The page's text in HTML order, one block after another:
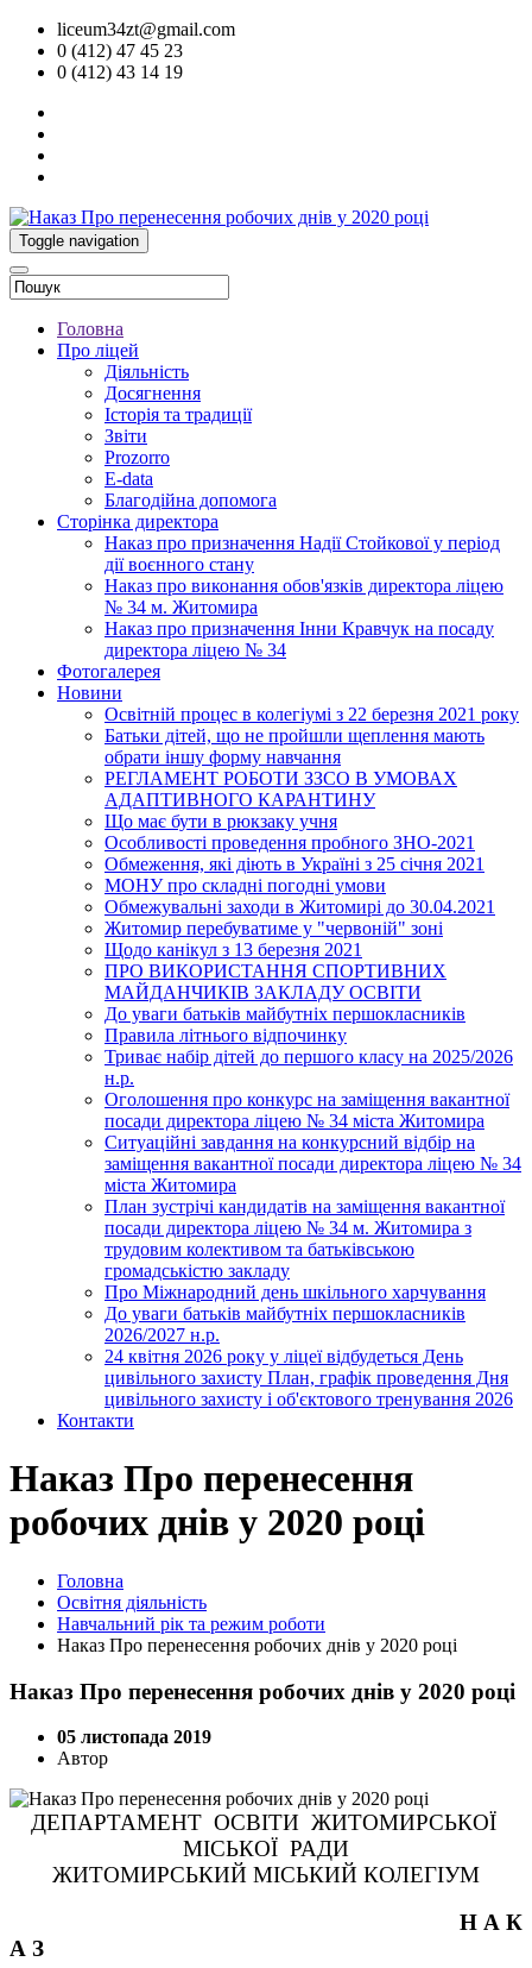
liceum34zt@gmail.com
0 (412) 47 45 23
0 (412) 43 14 19
Toggle navigation
Головна
Про ліцей
Діяльність
Досягнення
Історія та традиції
Звіти
Prozorro
E-data
Благодійна допомога
Сторінка директора
Наказ про призначення Надії Стойкової у період
дії воєнного стану
Наказ про виконання обов'язків директора ліцею
№ 34 м. Житомира
Наказ про призначення Інни Кравчук на посаду
директора ліцею № 34
Фотогалерея
Новини
Освітній процес в колегіумі з 22 березня 2021 року
Батьки дітей, що не пройшли щеплення мають
обрати іншу форму навчання
РЕГЛАМЕНТ РОБОТИ ЗЗСО В УМОВАХ
АДАПТИВНОГО КАРАНТИНУ
Що має бути в рюкзаку учня
Особливості проведення пробного ЗНО-2021
Обмеження, які діють в Україні з 25 січня 2021
МОНУ про складні погодні умови
Обмежувальні заходи в Житомирі до 30.04.2021
Житомир перебуватиме у "червоній" зоні
Щодо канікул з 13 березня 2021
ПРО ВИКОРИСТАННЯ СПОРТИВНИХ
МАЙДАНЧИКІВ ЗАКЛАДУ ОСВІТИ
До уваги батьків майбутніх першокласників
Правила літнього відпочинку
Триває набір дітей до першого класу на 2025/2026
н.р.
Оголошення про конкурс на заміщення вакантної
посади директора ліцею № 34 міста Житомира
Ситуаційні завдання на конкурсний відбір на
заміщення вакантної посади директора ліцею № 34
міста Житомира
План зустрічі кандидатів на заміщення вакантної
посади директора ліцею № 34 м. Житомира з
трудовим колективом та батьківською
громадськістю закладу
Про Міжнародний день шкільного харчування
До уваги батьків майбутніх першокласників
2026/2027 н.р.
24 квітня 2026 року у ліцеї відбудеться День
цивільного захисту План, графік проведення Дня
цивільного захисту і об'єктового тренування 2026
Контакти
Наказ Про перенесення
робочих днів у 2020 році
Головна
Освітня діяльність
Навчальний рік та режим роботи
Наказ Про перенесення робочих днів у 2020 році
Наказ Про перенесення робочих днів у 2020 році
05 листопада 2019
Автор
ДЕПАРТАМЕНТ ОСВІТИ ЖИТОМИРСЬКОЇ
МІСЬКОЇ РАДИ
ЖИТОМИРСЬКИЙ МІСЬКИЙ КОЛЕГІУМ
Н А К
А З